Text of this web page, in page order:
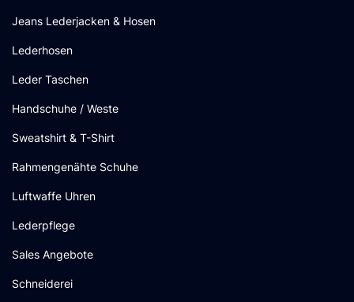
Jeans Lederjacken & Hosen
Lederhosen
Leder Taschen
Handschuhe / Weste
Sweatshirt & T-Shirt
Rahmengenähte Schuhe
Luftwaffe Uhren
Lederpflege
Sales Angebote
Schneiderei